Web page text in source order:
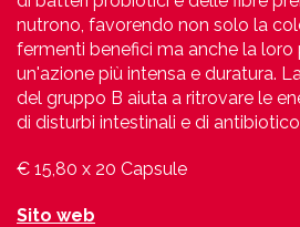
nutrono, favorendo non solo la
fermenti benefici ma anche la loro
un'azione più intensa e duratura.
del gruppo B aiuta a ritrovare le
di disturbi intestinali e di
€ 15,80 x 20 Capsule
Sito web